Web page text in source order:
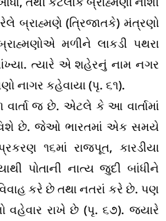
બ્રાહ્મણે (ત્રિજાતકે) મંત્રણો
મળીને લાકડી પથરા
ત્યારે એ શહેરનું નામ નગર
નાગર કહેવાયા (પૃ. ૬૧).
જ છે. એટલે કે આ વાર્તામાં
વિશે છે. જેઓ ભારતમાં એક સમયે
૧૬માં રાજપૂત, કારડીયા
પોતાની નાત્ય જુદી બાંધીને
કરે છે તથા નતરાં કરે છે. પણ
વહેવાર રાખે છે (પૃ. ૬૭). જ્યારે